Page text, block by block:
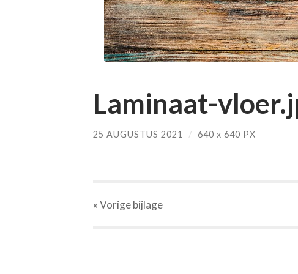
Laminaat-
25 AUGUSTUS 2021 / 640 x 640 PX
« Vorigebijlage